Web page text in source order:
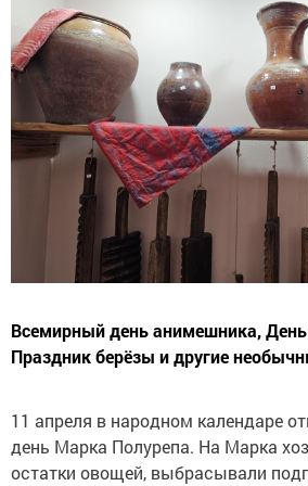
Всемирный день анимешника, День
Праздник берёзы и другие
11 апреля в народном календаре
день Марка Полурепа. На Марка
остатки овощей, выбрасывали